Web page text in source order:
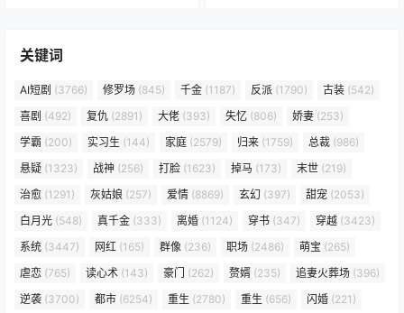
关键词
AI短剧 (3766) 修罗场 (845) 千金 (1187) 反派 (1790) 古装 (542)
喜剧 (492) 复仇 (2891) 大佬 (393) 失忆 (806) 娇妻 (253)
学霸 (200) 实习生 (144) 家庭 (2579) 归来 (1759) 总裁 (986)
悬疑 (1323) 战神 (256) 打脸 (1623) 掉马 (173) 末世 (219)
治愈 (1291) 灰姑娘 (257) 爱情 (8869) 玄幻 (397) 甜宠 (2053)
白月光 (548) 真千金 (333) 离婚 (1124) 穿书 (347) 穿越 (3423)
系统 (3447) 网红 (165) 群像 (236) 职场 (2486) 萌宝 (265)
虐恋 (765) 读心术 (143) 豪门 (262) 赘婿 (235) 追妻火葬场 (396)
逆袭 (3700) 都市 (6254) 重生 (2780) 重生 (656) 闪婚 (221)